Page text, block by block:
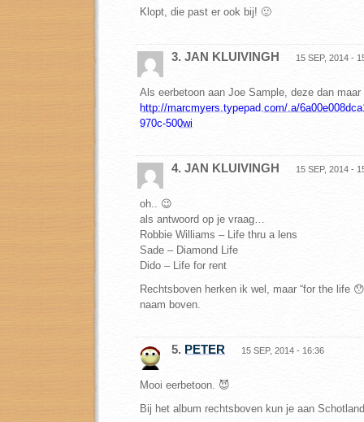
Klopt, die past er ook bij! 🙂
3. JAN KLUIVINGH 15 SEP, 2014 -
Als eerbetoon aan Joe Sample, deze dan maar
http://marcmyers.typepad.com/.a/
970c-500wi
4. JAN KLUIVINGH 15 SEP, 2014 -
oh.. 😉
als antwoord op je vraag…
Robbie Williams – Life thru a lens
Sade – Diamond Life
Dido – Life for rent
Rechtsboven herken ik wel, maar “for the life
naam boven.
5. PETER 15 SEP, 2014 - 16:36
Mooi eerbetoon. 😈
Bij het album rechtsboven kun je aan